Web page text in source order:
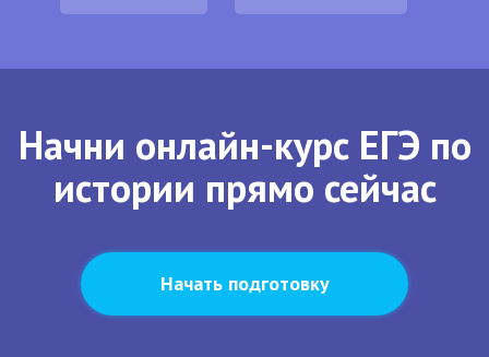
Начни онлайн-курс ЕГЭ по
истории прямо сейчас
Начать подготовку